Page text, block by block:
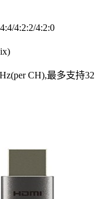
4:2:2/4:2:0
CH),最多支持32